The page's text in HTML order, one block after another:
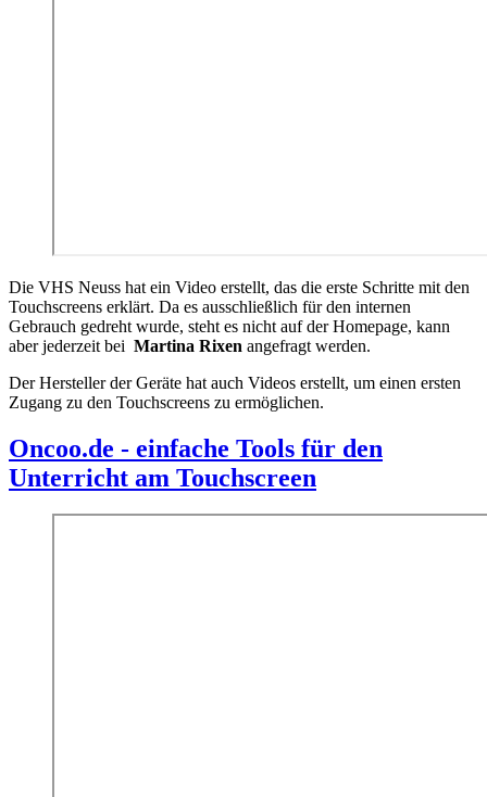
Die VHS Neuss hat ein Video erstellt, das die erste Schritte mit den
Touchscreens erklärt. Da es ausschließlich für den internen
Gebrauch gedreht wurde, steht es nicht auf der Homepage, kann
aber jederzeit bei Martina Rixen angefragt werden.
Der Hersteller der Geräte hat auch Videos erstellt, um einen ersten
Zugang zu den Touchscreens zu ermöglichen.
Oncoo.de - einfache Tools für den
Unterricht am Touchscreen